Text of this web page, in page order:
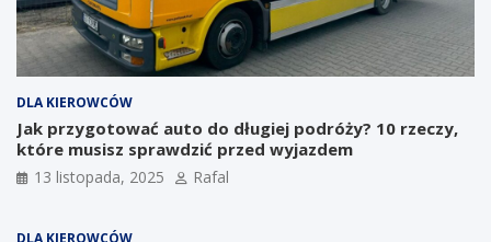
DLA KIEROWCÓW
Jak przygotować auto do długiej podróży? 10 rzeczy,
które musisz sprawdzić przed wyjazdem
13 listopada, 2025 Rafal